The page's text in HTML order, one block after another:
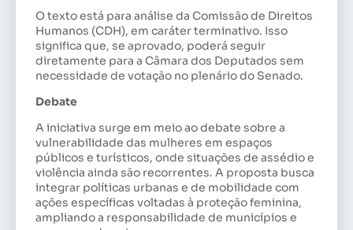
O texto está para análise da Comissão de Direitos
Humanos (CDH), em caráter terminativo. Isso
significa que, se aprovado, poderá seguir
diretamente para a Câmara dos Deputados sem
necessidade de votação no plenário do Senado.
Debate
A iniciativa surge em meio ao debate sobre a
vulnerabilidade das mulheres em espaços
públicos e turísticos, onde situações de assédio e
violência ainda são recorrentes. A proposta busca
integrar políticas urbanas e de mobilidade com
ações específicas voltadas à proteção feminina,
ampliando a responsabilidade de municípios e